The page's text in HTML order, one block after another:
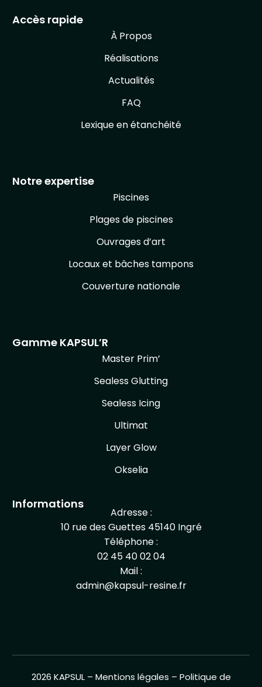
Accès rapide
À Propos
Réalisations
Actualités
FAQ
Lexique en étanchéité
Notre expertise
Piscines
Plages de piscines
Ouvrages d’art
Locaux et bâches tampons
Couverture nationale
Gamme KAPSUL’R
Master Prim’
Sealess Glutting
Sealess Icing
Ultimat
Layer Glow
Okselia
Informations
Adresse :
10 rue des Guettes 45140 Ingré
Téléphone :
02 45 40 02 04
Mail :
admin@kapsul-resine.fr
2026 KAPSUL – Mentions légales – Politique de